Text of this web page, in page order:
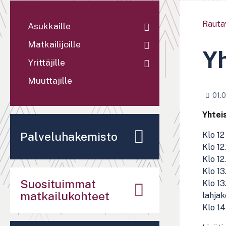
Klo
Klo
Klo
Klo
Klo
Klo
Asukkaille
Matkailijoille
Yrittäjille
Muuttajille
Palveluhakemisto
Suosituimmat
matkailukohteet